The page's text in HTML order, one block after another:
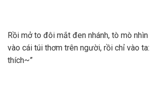
Rồi mở to đôi mắt đen nhánh, tò mò
vào cái túi thơm trên người, rồi chỉ vào
thích~”